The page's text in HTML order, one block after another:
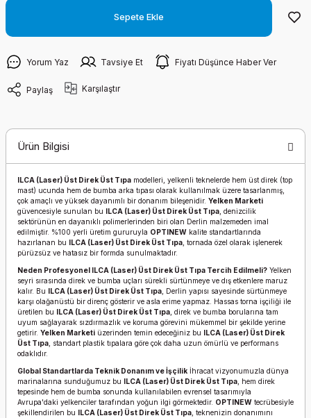
Sepete Ekle
Yorum Yaz Tavsiye Et Fiyatı Düşünce Haber Ver
Paylaş Karşılaştır
Ürün Bilgisi
ILCA (Laser) Üst Direk Üst Tıpa modelleri, yelkenli teknelerde hem üst direk (top
mast) ucunda hem de bumba arka tıpası olarak kullanılmak üzere tasarlanmış,
çok amaçlı ve yüksek dayanımlı bir donanım bileşenidir. Yelken Marketi
güvencesiyle sunulan bu ILCA (Laser) Üst Direk Üst Tıpa , denizcilik
sektörünün en dayanıklı polimerlerinden biri olan Derlin malzemeden imal
edilmiştir. %100 yerli üretim gururuyla OPTINEW kalite standartlarında
hazırlanan bu ILCA (Laser) Üst Direk Üst Tıpa , tornada özel olarak işlenerek
pürüzsüz ve hatasız bir formda sunulmaktadır.
Neden Profesyonel ILCA (Laser) Üst Direk Üst Tıpa Tercih Edilmeli? Yelken
seyri sırasında direk ve bumba uçları sürekli sürtünmeye ve dış etkenlere maruz
kalır. Bu ILCA (Laser) Üst Direk Üst Tıpa , Derlin yapısı sayesinde sürtünmeye
karşı olağanüstü bir direnç gösterir ve asla erime yapmaz. Hassas torna işçiliği ile
üretilen bu ILCA (Laser) Üst Direk Üst Tıpa , direk ve bumba borularına tam
uyum sağlayarak sızdırmazlık ve koruma görevini mükemmel bir şekilde yerine
getirir. Yelken Marketi üzerinden temin edeceğiniz bu ILCA (Laser) Üst Direk
Üst Tıpa , standart plastik tıpalara göre çok daha uzun ömürlü ve performans
odaklıdır.
Global Standartlarda Teknik Donanım ve İşçilik İhracat vizyonumuzla dünya
marinalarına sunduğumuz bu ILCA (Laser) Üst Direk Üst Tıpa , hem direk
tepesinde hem de bumba sonunda kullanılabilen evrensel tasarımıyla
Avrupa'daki yelkenciler tarafından yoğun ilgi görmektedir. OPTINEW tecrübesiyle
şekillendirilen bu ILCA (Laser) Üst Direk Üst Tıpa , teknenizin donanımını